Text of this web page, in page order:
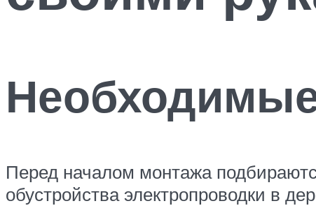
Перед началом монтажа
обустройства электропроводки в